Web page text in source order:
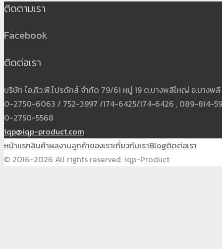
ติดตามเรา
Facebook
ติดต่อเรา
บริษัท ไอ.คิว.พี.โปรดักส์ จำกัด 79/61 หมู่ 19 ต.บางพลีใหญ่ อ.บางพ
0-2750-6063 / 752-3997 /174-6425/174-6426 , 089-814-
0-2750-5568
iqp@iqp-product.com
หน้าแรกสินค้าผลงานลูกค้าของเราเกี่ยวกับเราBlogติดต่อเรา
© 2016-2026 All rights reserved. iqp-Product